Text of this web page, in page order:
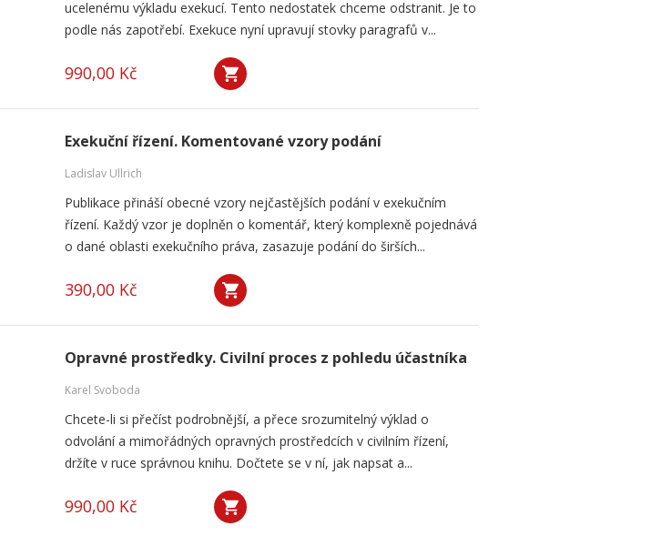
ucelenému výkladu exekucí. Tento nedostatek chceme odstranit. Je to
podle nás zapotřebí. Exekuce nyní upravují stovky paragrafů v...
990,00 Kč
Exekuční řízení. Komentované vzory podání
Ladislav Ullrich
Publikace přináší obecné vzory nejčastějších podání v exekučním
řízení. Každý vzor je doplněn o komentář, který komplexně pojednává
o dané oblasti exekučního práva, zasazuje podání do širších...
390,00 Kč
Opravné prostředky. Civilní proces z pohledu účastníka
Karel Svoboda
Chcete-li si přečíst podrobnější, a přece srozumitelný výklad o
odvolání a mimořádných opravných prostředcích v civilním řízení,
držíte v ruce správnou knihu. Dočtete se v ní, jak napsat a...
990,00 Kč